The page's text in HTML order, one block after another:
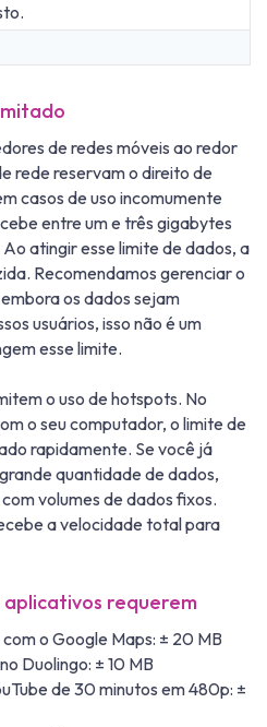
de redes móveis ao redor
rede reservam o direito de
casos de uso incomumente
entre um e três gigabytes
atingir esse limite de dados, a
Recomendamos gerenciar o
os dados sejam
usuários, isso não é um
esse limite.
o uso de hotspots. No
o seu computador, o limite de
rapidamente. Se você já
quantidade de dados,
volumes de dados fixos.
a velocidade total para
requerem
o Google Maps: ± 20 MB
Duolingo: ± 10 MB
de 30 minutos em 480p: ±